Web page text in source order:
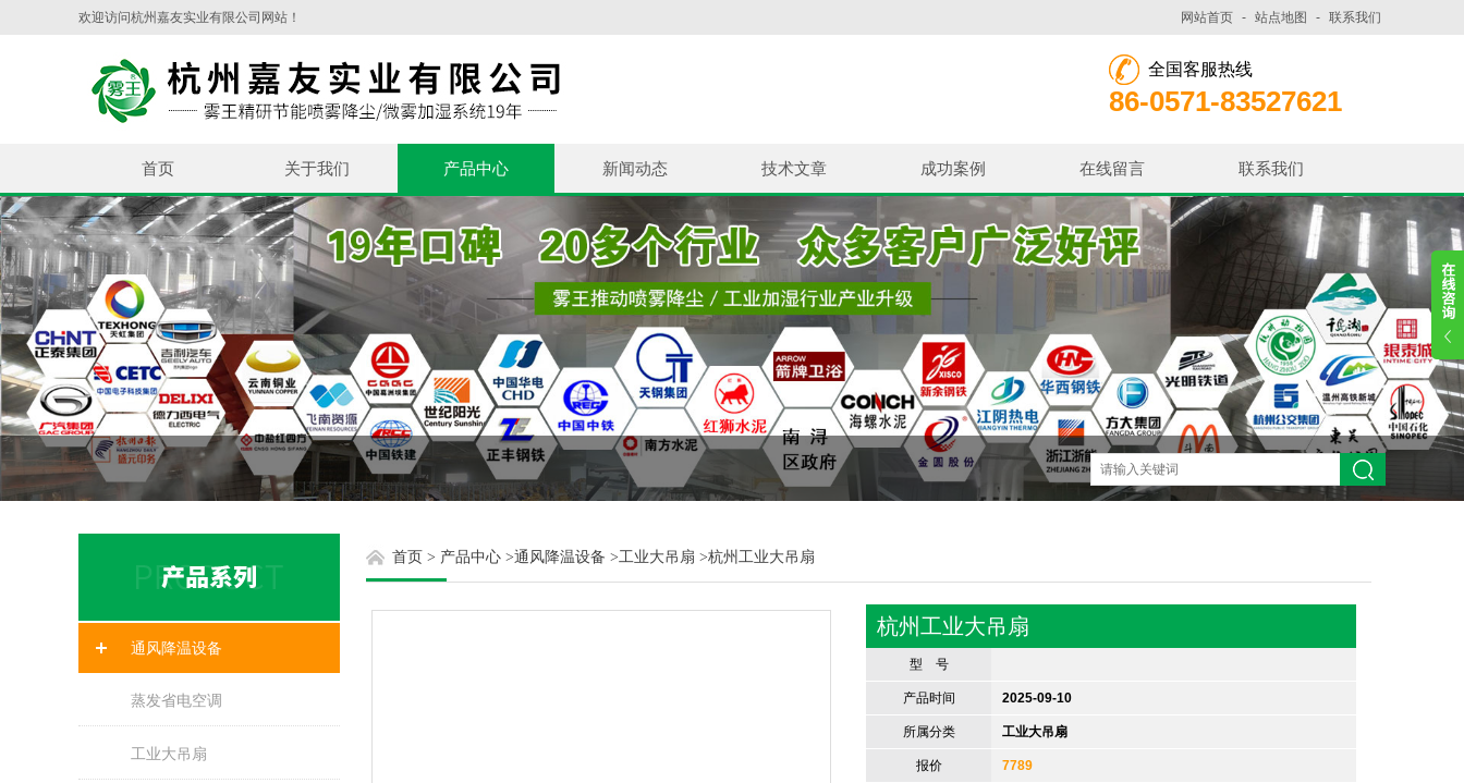
欢迎访问杭州嘉友实业有限公司网站！ 网站首页 - 站点地图 - 联系我们
全国客服热线
86-0571-83527621
首页 关于我们 产品中心 新闻动态 技术文章 成功案例 在线留言 联系我们
通风降温设备
蒸发省电空调
工业大吊扇
首页 > 产品中心 >通风降温设备 >工业大吊扇 >杭州工业大吊扇
杭州工业大吊扇
型 号
产品时间 2025-09-10
所属分类 工业大吊扇
报价 7789